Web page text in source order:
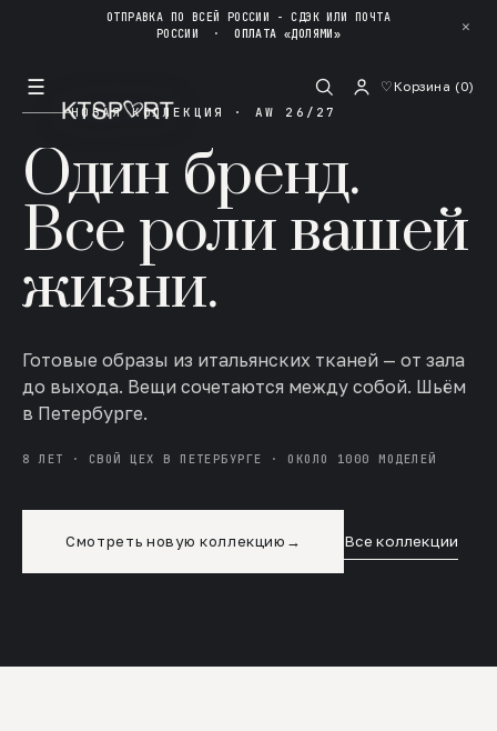
ОТПРАВКА ПО ВСЕЙ РОССИИ - СДЭК ИЛИ ПОЧТА
РОССИИ ·ОПЛАТА «ДОЛЯМИ» ✕
☰ ♡Корзина (0)
НОВАЯ КОЛЛЕКЦИЯ · AW 26/27
Один бренд.
Все роли вашей
жизни.
Готовые образы из итальянских тканей — от зала
до выхода. Вещи сочетаются между собой. Шьём
в Петербурге.
8 ЛЕТ · СВОЙ ЦЕХ В ПЕТЕРБУРГЕ · ОКОЛО 1000 МОДЕЛЕЙ
Смотреть новую коллекцию → Все коллекции